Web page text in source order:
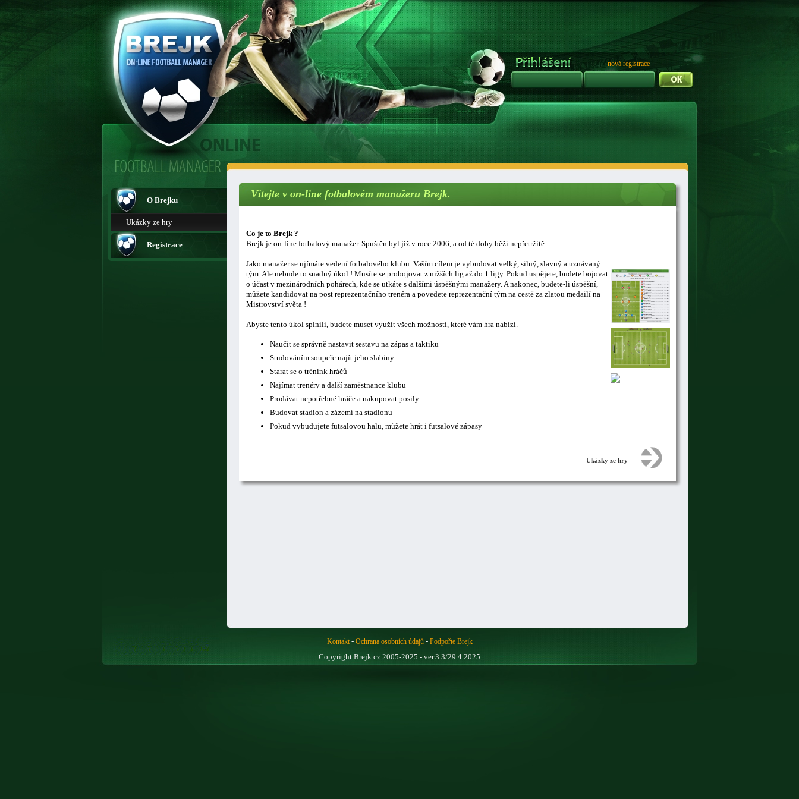
nová registrace
O Brejku
Ukázky ze hry
Registrace
Vítejte v on-line fotbalovém manažeru Brejk.
Co je to Brejk ?
Brejk je on-line fotbalový manažer. Spuštěn byl již v roce 2006, a od té doby běží nepřetržitě.
Jako manažer se ujímáte vedení fotbalového klubu. Vaším cílem je vybudovat velký, silný, slavný a uznávaný
tým. Ale nebude to snadný úkol ! Musíte se probojovat z nižších lig až do 1.ligy. Pokud uspějete, budete bojovat
o účast v mezinárodních pohárech, kde se utkáte s dalšími úspěšnými manažery. A nakonec, budete-li úspěšní,
můžete kandidovat na post reprezentačního trenéra a povedete reprezentační tým na cestě za zlatou medailí na
Mistrovství světa !
Abyste tento úkol splnili, budete muset využít všech možností, které vám hra nabízí.
Naučit se správně nastavit sestavu na zápas a taktiku
Studováním soupeře najít jeho slabiny
Starat se o trénink hráčů
Najímat trenéry a další zaměstnance klubu
Prodávat nepotřebné hráče a nakupovat posily
Budovat stadion a zázemí na stadionu
Pokud vybudujete futsalovou halu, můžete hrát i futsalové zápasy
Ukázky ze hry
Kontakt- Ochrana osobních údajů- Podpořte Brejk
Copyright Brejk.cz 2005-2025 - ver.3.3/29.4.2025